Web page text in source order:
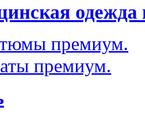
одежда
премиум.
премиум.